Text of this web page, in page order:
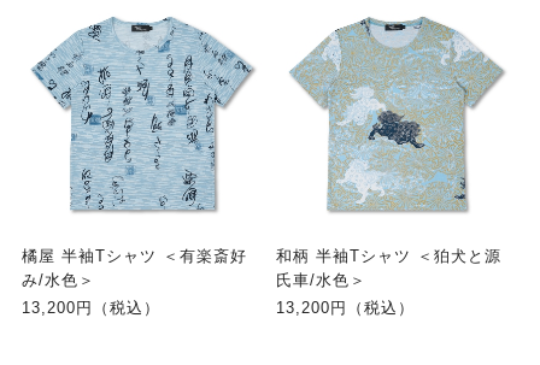
橘屋 半袖Tシャツ ＜有楽斎好
み/水色＞
13,200円（税込）
和柄 半袖Tシャツ ＜狛犬と源
氏車/水色＞
13,200円（税込）